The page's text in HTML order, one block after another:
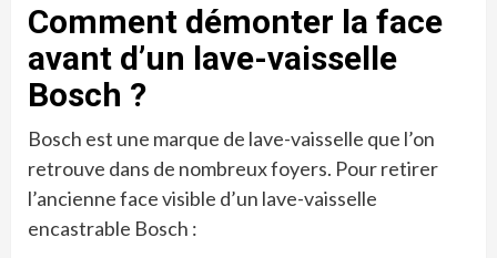
Comment démonter la face
avant d’un lave-vaisselle
Bosch ?
Bosch est une marque de lave-vaisselle que l’on
retrouve dans de nombreux foyers. Pour retirer
l’ancienne face visible d’un lave-vaisselle
encastrable Bosch :